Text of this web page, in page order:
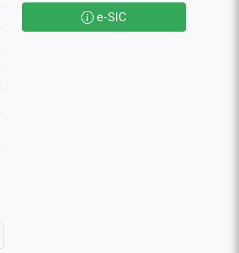
e-SIC